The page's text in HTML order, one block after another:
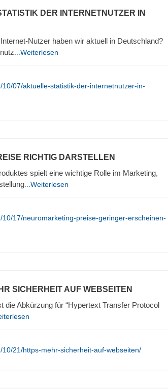
DER INTERNETNUTZER IN
Nutzer haben wir aktuell in Deutschland?
...Weiterlesen
07/aktuelle-statistik-der-internetnutzer-in-
RICHTIG DARSTELLEN
spielt eine wichtige Rolle im Marketing,
...Weiterlesen
17/neuromarketing-preise-geringer-erscheinen-
SICHERHEIT AUF WEBSEITEN
die Abkürzung für “Hypertext Transfer Protocol
21/https-mehr-sicherheit-auf-webseiten/